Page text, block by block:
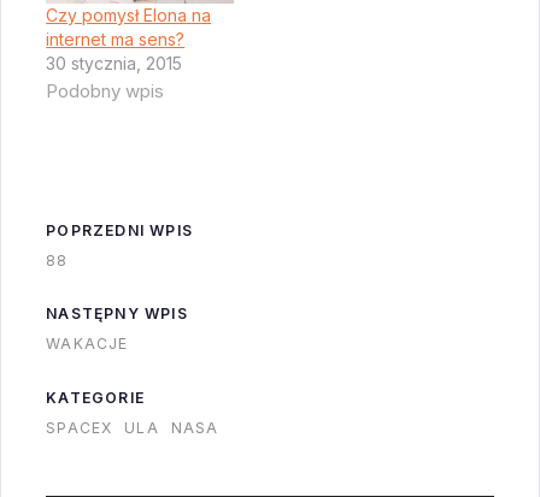
się ciekawe plotki o
tym w jaki…
Czy pomysł Elona na
internet ma sens?
30 stycznia, 2015
Podobny wpis
POPRZEDNI WPIS
88
NASTĘPNY WPIS
WAKACJE
KATEGORIE
SPACEX
ULA NASA